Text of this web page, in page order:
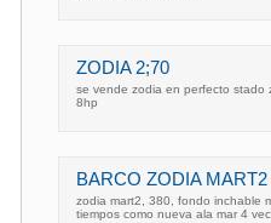
ZODIA 2;70
se vende zodia en perfecto stado
8hp
BARCO ZODIA MART2
zodia mart2, 380, fondo inchable
tiempos como nueva ala mar 4